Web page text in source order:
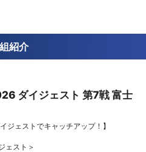
紹介
ダイジェスト 第7戦 富士
ジェストでキャッチアップ！】
ェスト＞